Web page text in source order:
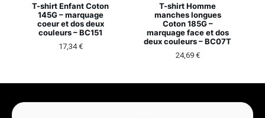
T-shirt Enfant Coton
145G – marquage
coeur et dos deux
couleurs – BC151
17,34€
T-shirt Homme
manches longues
Coton 185G –
marquage face et dos
deux couleurs – BC07T
24,69 €